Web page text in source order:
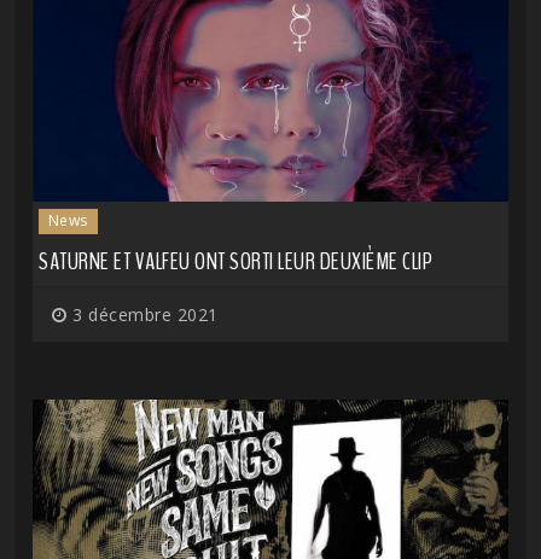
News
SATURNE ET VALFEU ONT SORTI LEUR DEUXIÈME CLIP
3 décembre 2021